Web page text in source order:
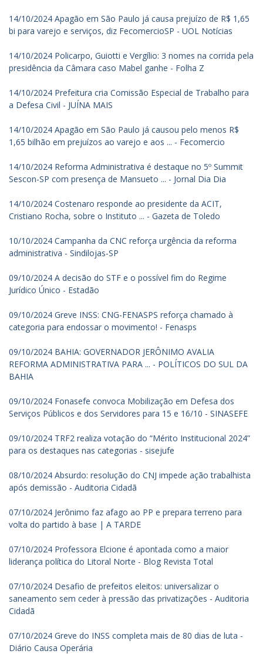
14/10/2024 Apagão em São Paulo já causa prejuízo de R$ 1,65
bi para varejo e serviços, diz FecomercioSP - UOL Notícias
14/10/2024 Policarpo, Guiotti e Vergílio: 3 nomes na corrida pela
presidência da Câmara caso Mabel ganhe - Folha Z
14/10/2024 Prefeitura cria Comissão Especial de Trabalho para
a Defesa Civil - JUÍNA MAIS
14/10/2024 Apagão em São Paulo já causou pelo menos R$
1,65 bilhão em prejuízos ao varejo e aos ... - Fecomercio
14/10/2024 Reforma Administrativa é destaque no 5º Summit
Sescon-SP com presença de Mansueto ... - Jornal Dia Dia
14/10/2024 Costenaro responde ao presidente da ACIT,
Cristiano Rocha, sobre o Instituto ... - Gazeta de Toledo
10/10/2024 Campanha da CNC reforça urgência da reforma
administrativa - Sindilojas-SP
09/10/2024 A decisão do STF e o possível fim do Regime
Jurídico Único - Estadão
09/10/2024 Greve INSS: CNG-FENASPS reforça chamado à
categoria para endossar o movimento! - Fenasps
09/10/2024 BAHIA: GOVERNADOR JERÔNIMO AVALIA
REFORMA ADMINISTRATIVA PARA ... - POLÍTICOS DO SUL DA
BAHIA
09/10/2024 Fonasefe convoca Mobilização em Defesa dos
Serviços Públicos e dos Servidores para 15 e 16/10 - SINASEFE
09/10/2024 TRF2 realiza votação do “Mérito Institucional 2024”
para os destaques nas categorias - sisejufe
08/10/2024 Absurdo: resolução do CNJ impede ação trabalhista
após demissão - Auditoria Cidadã
07/10/2024 Jerônimo faz afago ao PP e prepara terreno para
volta do partido à base | A TARDE
07/10/2024 Professora Elcione é apontada como a maior
liderança política do Litoral Norte - Blog Revista Total
07/10/2024 Desafio de prefeitos eleitos: universalizar o
saneamento sem ceder à pressão das privatizações - Auditoria
Cidadã
07/10/2024 Greve do INSS completa mais de 80 dias de luta -
Diário Causa Operária